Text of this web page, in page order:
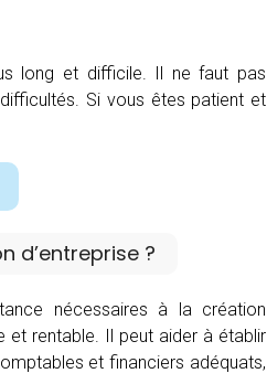
long et difficile. Il ne faut pas
Si vous êtes patient et
d’entreprise ?
nécessaires à la création
et rentable. Il peut aider à établir
et financiers adéquats,